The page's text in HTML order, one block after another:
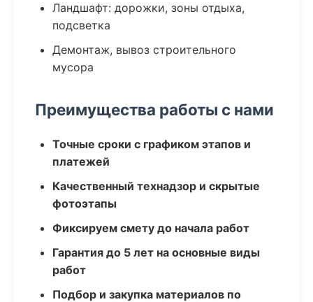
Ландшафт: дорожки, зоны отдыха,
подсветка
Демонтаж, вывоз строительного
мусора
Преимущества работы с нами
Точные сроки с графиком этапов и
платежей
Качественный технадзор и скрытые
фотоэтапы
Фиксируем смету до начала работ
Гарантия до 5 лет на основные виды
работ
Подбор и закупка материалов по